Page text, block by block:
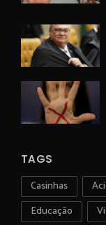
TAGS
Casinhas
Educação